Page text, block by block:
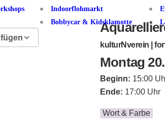
Indoorflohmarkt
Bobbycar & Kidsklamotte
kulturNverein |
Montag
Beginn: 15:00
Ende: 17:00 Uhr
Wort & Farbe